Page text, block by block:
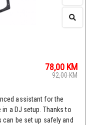
78,00 KM
92,00KM
assistant for the
a DJ setup. Thanks to
be set up safely and